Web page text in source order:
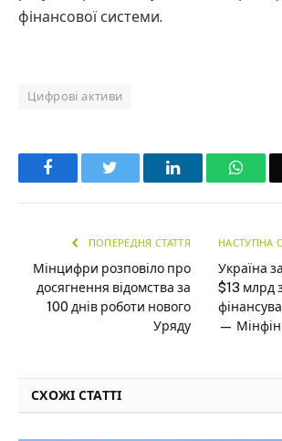
фінансової системи.
Цифрові активи
Facebook LinkedIn
ПОПЕРЕДНЯ СТАТТЯ
Мінцифри розповіло про
досягнення відомства за
100 днів роботи нового
Уряду
НАСТУПНА
Україна
$13 млрд
— Мінфін
СХОЖІ СТАТТІ